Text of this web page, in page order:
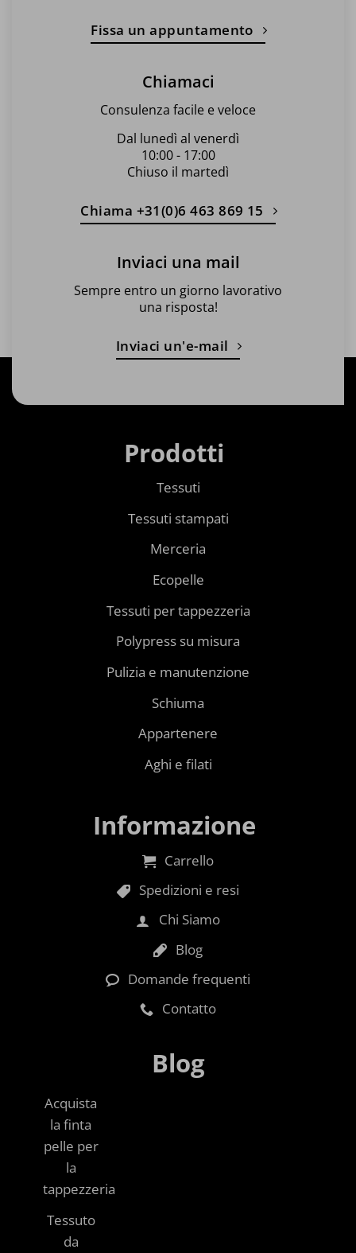
Fissa un appuntamento
Chiamaci
Consulenza facile e veloce
Dal lunedì al venerdì
10:00 - 17:00
Chiuso il martedì
Chiama +31(0)6 463 869 15
Inviaci una mail
Sempre entro un giorno lavorativo
una risposta!
Inviaci un'e-mail
Prodotti
Tessuti
Tessuti stampati
Merceria
Ecopelle
Tessuti per tappezzeria
Polypress su misura
Pulizia e manutenzione
Schiuma
Appartenere
Aghi e filati
Informazione
Carrello
Spedizioni e resi
Chi Siamo
Blog
Domande frequenti
Contatto
Blog
Acquista
la finta
pelle per
la
tappezzeria
Tessuto
da